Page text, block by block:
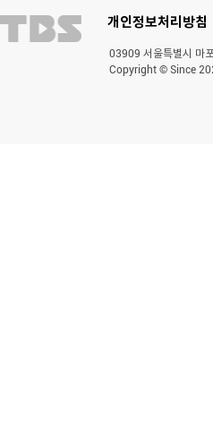
개인정보처리방침
03909 서울특별시 마
Copyright © Since